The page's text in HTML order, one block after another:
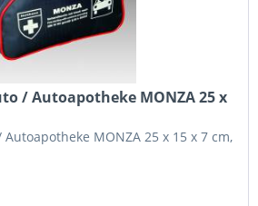
/ Autoapotheke MONZA 25 x
MONZA 25 x 15 x 7 cm,